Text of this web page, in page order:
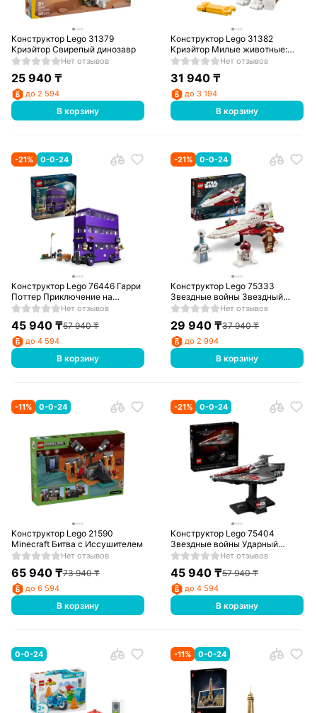
Конструктор Lego 31379
Криэйтор Свирепый динозавр
Нет отзывов
25 940₸
до 2 594
В корзину
Конструктор Lego 31382
Криэйтор Милые животные:
игривый щенокНет отзывов
31 940 ₸
до 3 194
В корзину
-21% 0-0-24
Конструктор Lego 76446 Гарри
Поттер Приключение на
автобусе «Ночной рыцарь»
Нет отзывов
45 940₸57 940₸
до 4 594
В корзину
-21% 0-0-24
Конструктор Lego 75333
Звездные войны Звездный
истребитель джедаев Оби-
Нет отзывов
29 940 ₸37 940₸
до 2 994
В корзину
-11% 0-0-24
Конструктор Lego 21590
Minecraft Битва с Иссушителем
Нет отзывов
65 940₸73 940₸
до 6 594
В корзину
-21% 0-0-24
Конструктор Lego 75404
Звездные войны Ударный
корабль типа «Аккламатор»
Нет отзывов
45 940 ₸57 940₸
до 4 594
В корзину
0-0-24 -11% 0-0-24